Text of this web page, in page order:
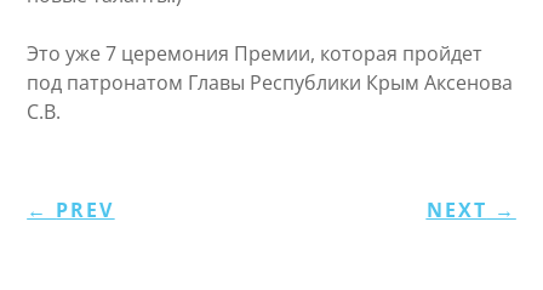
Это уже 7 церемония Премии, которая пройдет
под патронатом Главы Республики Крым Аксенова
С.В.
← PREV NEXT →